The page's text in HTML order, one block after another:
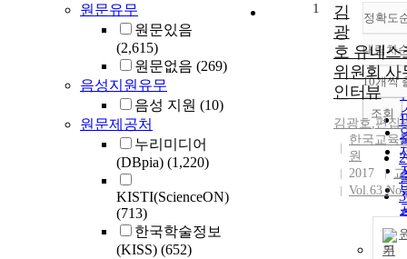
원문유무
원문있음
(2,615)
원문없음 (269)
음성지원유무
음성 지원 (10)
원문제공처
누리미디어
(DBpia) (1,220)
KISTI(ScienceON)
(713)
한국학술정보
(KISS) (652)
정확도
내림차
10개씩
조회
1
김
광
호 유네스
위원회 사
인터뷰
김광호,편집
한국교육
원
2017
Vol.63
기